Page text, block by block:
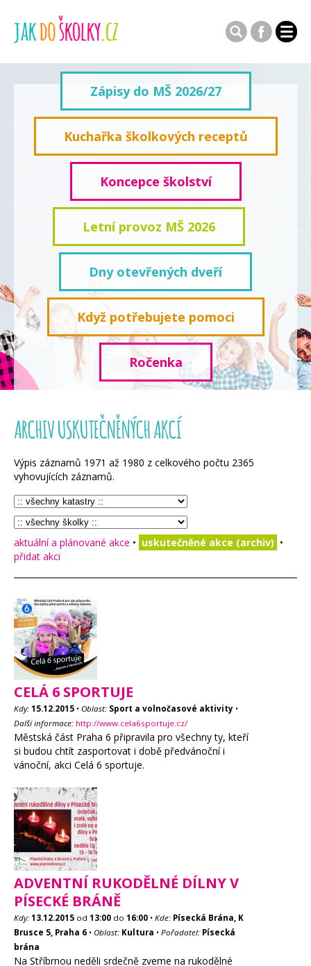
Zápisy do MŠ 2026/27
Kuchařka školkových receptů
Koncepce školství
Letní provoz MŠ 2026
Dny otevřených dveří
Když potřebujete pomoci
Ročenka
ARCHIV USKUTEČNĚNÝCH AKCÍ
Výpis záznamů 1971 až 1980 z celkového počtu 2365
vyhovujících záznamů.
aktuální a plánované akce • uskutečněné akce (archiv) •
přidat akci
CELÁ 6 SPORTUJE
Kdy: 15.12.2015 • Oblast: Sport a volnočasové aktivity •
Další informace: http://www.cela6sportuje.cz/
Městská část Praha 6 připravila pro všechny ty, kteří
si budou chtít zasportovat i době předvánoční i
vánoční, akci Celá 6 sportuje.
ADVENTNÍ RUKODĚLNÉ DÍLNY V
PÍSECKÉ BRÁNĚ
Kdy: 13.12.2015 od 13:00 do 16:00 • Kde: Písecká Brána, K
Brusce 5, Praha 6 • Oblast: Kultura • Pořadatel: Písecká
brána
Na Stříbrnou neděli srdečně zveme na rukodělné